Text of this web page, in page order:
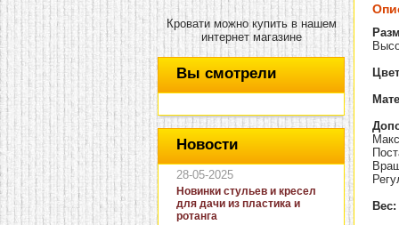
Кровати можно купить в нашем
интернет магазине
Вы смотрели
Новости
28-05-2025
Новинки стульев и кресел
для дачи из пластика и
ротанга
Вес: